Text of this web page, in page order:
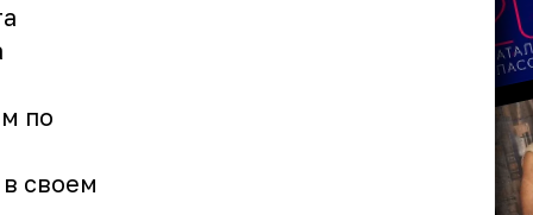
по
своем